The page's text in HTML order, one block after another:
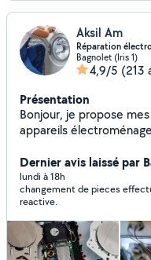
Aksil Am
Réparation
Bagnolet (Iris 1)
4,9/5 (213
Présentation
Bonjour, je propose mes services pour réparation des
appareils
Dernier avis laissé par
lundi à 18h
changement de pieces
reactive.